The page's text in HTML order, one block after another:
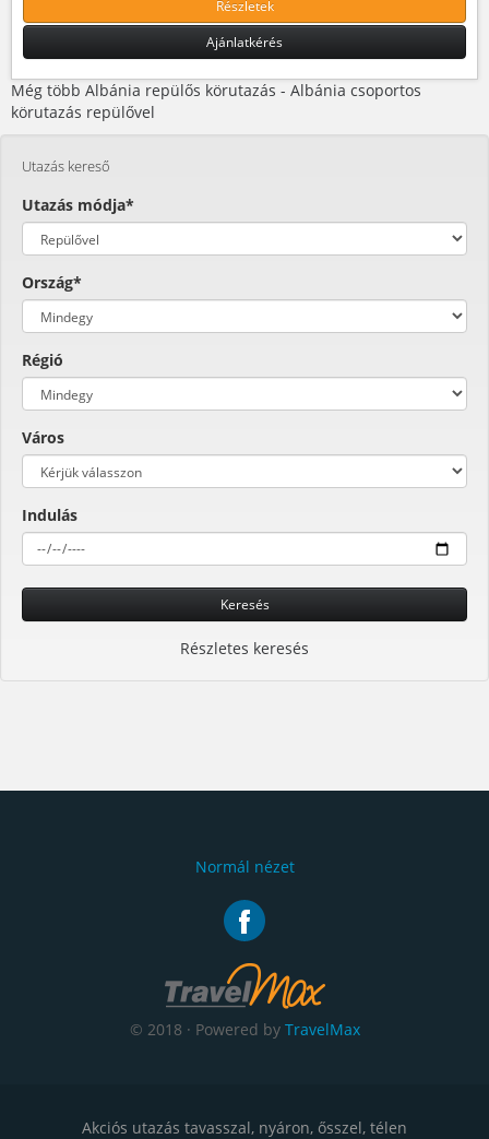
Részletek
Ajánlatkérés
Még több Albánia repülős körutazás - Albánia csoportos
körutazás repülővel
Utazás kereső
Utazás módja*
Ország*
Régió
Város
Indulás
Keresés
Részletes keresés
Normál nézet
© 2018 · Powered by TravelMax
Akciós utazás tavasszal, nyáron, ősszel, télen